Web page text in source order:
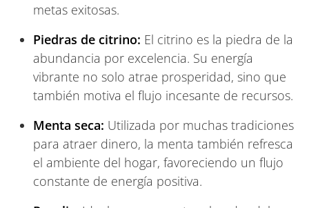
metas exitosas.
Piedras de citrino: El citrino es la piedra de la
abundancia por excelencia. Su energía
vibrante no solo atrae prosperidad, sino que
también motiva el flujo incesante de recursos.
Menta seca: Utilizada por muchas tradiciones
para atraer dinero, la menta también refresca
el ambiente del hogar, favoreciendo un flujo
constante de energía positiva.